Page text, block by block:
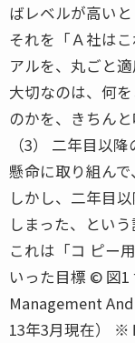
ばレベルが高いと
それを「Ａ社は
アルを、丸ごと
大切なのは、何
のかを、きちんと
（3） 二年目以
懸命に取り組んで
しかし、二年目
しまった、という
これは「コ ピー
いった目標 © 図
Management
13年3月現在） ※